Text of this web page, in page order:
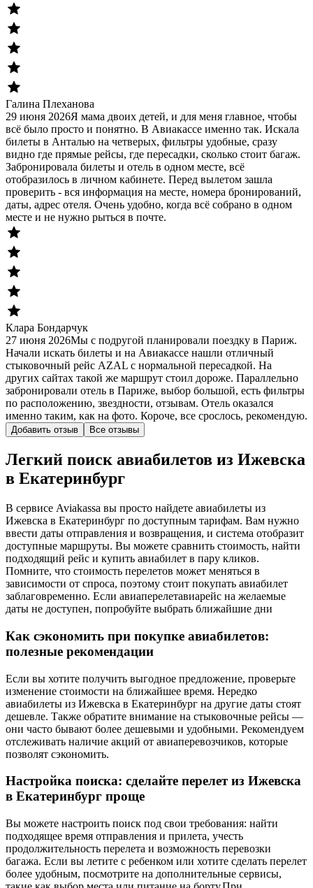
Галина Плеханова
29 июня 2026Я мама двоих детей, и для меня главное, чтобы
всё было просто и понятно. В Авиакассе именно так. Искала
билеты в Анталью на четверых, фильтры удобные, сразу
видно где прямые рейсы, где пересадки, сколько стоит багаж.
Забронировала билеты и отель в одном месте, всё
отобразилось в личном кабинете. Перед вылетом зашла
проверить - вся информация на месте, номера бронирований,
даты, адрес отеля. Очень удобно, когда всё собрано в одном
месте и не нужно рыться в почте.
Клара Бондарчук
27 июня 2026Мы с подругой планировали поездку в Париж.
Начали искать билеты и на Авиакассе нашли отличный
стыковочный рейс AZAL с нормальной пересадкой. На
других сайтах такой же маршрут стоил дороже. Параллельно
забронировали отель в Париже, выбор большой, есть фильтры
по расположению, звездности, отзывам. Отель оказался
именно таким, как на фото. Короче, все срослось, рекомендую.
Добавить отзыв Все отзывы
Легкий поиск авиабилетов из Ижевска
в Екатеринбург
В сервисе Aviakassa вы просто найдете авиабилеты из
Ижевска в Екатеринбург по доступным тарифам. Вам нужно
ввести даты отправления и возвращения, и система отобразит
доступные маршруты. Вы можете сравнить стоимость, найти
подходящий рейс и купить авиабилет в пару кликов.
Помните, что стоимость перелетов может меняться в
зависимости от спроса, поэтому стоит покупать авиабилет
заблаговременно. Если авиаперелетавиарейс на желаемые
даты не доступен, попробуйте выбрать ближайшие дни
Как сэкономить при покупке авиабилетов:
полезные рекомендации
Если вы хотите получить выгодное предложение, проверьте
изменение стоимости на ближайшее время. Нередко
авиабилеты из Ижевска в Екатеринбург на другие даты стоят
дешевле. Также обратите внимание на стыковочные рейсы —
они часто бывают более дешевыми и удобными. Рекомендуем
отслеживать наличие акций от авиаперевозчиков, которые
позволят сэкономить.
Настройка поиска: сделайте перелет из Ижевска
в Екатеринбург проще
Вы можете настроить поиск под свои требования: найти
подходящее время отправления и прилета, учесть
продолжительность перелета и возможность перевозки
багажа. Если вы летите с ребенком или хотите сделать перелет
более удобным, посмотрите на дополнительные сервисы,